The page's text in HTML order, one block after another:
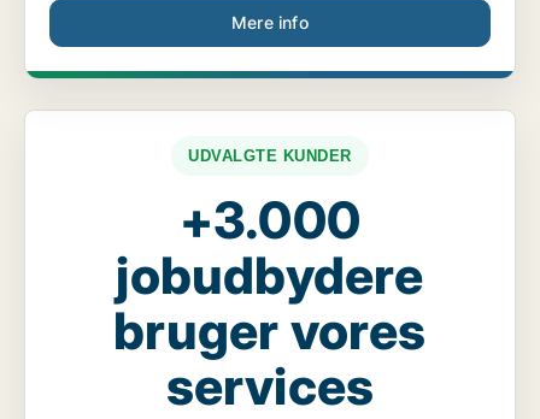
Mere info
UDVALGTE KUNDER
+3.000
jobudbydere
bruger vores
services